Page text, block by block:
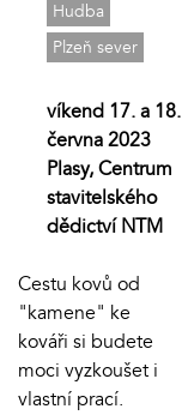
Hudba
Plzeň sever
víkend 17. a 18.
června 2023
Plasy, Centrum
stavitelského
dědictví NTM
Cestu kovů od
"kamene" ke
kováři si budete
moci vyzkoušet i
vlastní prací.